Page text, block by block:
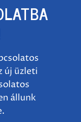
új üzleti
állunk